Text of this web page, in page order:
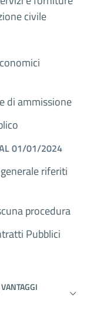
civile
di ammissione
01/01/2024
riferiti
procedura
Pubblici